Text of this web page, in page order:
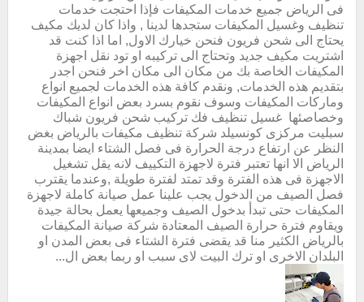
فى الرياض جميع خدمات المكيفات فإذا احتجت خدمات
تنظيف وغسيل المكيفات ستجدها لدينا , واذا كان لديك مكيف
يحتاج الى شحن فريون فنحن خيارك الاول, اما اذا كنت قد
اشتريت مكيف جديد وتحتاج الى تركيبه او تود نقل اجهزة
المكيفات الخاصة بك من مكان الى مكان اخر فنحن اجدر
بتقديم هذه الخدمات, ونقدم كافة هذه الخدمات لجميع انواع
وماركات المكيفات وسوف نقوم بسرد بعض انواع المكيفات
وخصاصئها غسيل تنظيف فك تركيب شحن فريون شباك
سبليت مركزى كونسيلد شركة تنظيف مكيفات بالرياض بغض
النظر عن ارتفاع درجة الحرارة فى فصل الشتاء ايضا بمدينة
الرياض الا انها تعتبر فترة لاجهزة التكييف لانه يقل تشغيل
الاجهزة فى هذه الفترة وقد تمتد لفترة طويلة ,وعندما يقترب
فصل الصيف من الدخول يجب علينا عمل صيانة كاملة لاجهزة
المكيفات حتى تبدأ بدخول الصيف وجميعها يعمل بحالة جيدة
ويقاوم فترة حرارة الصيف المعتادة شركة صيانة المكيفات
بالرياض الكثير منا قد يقضى فترة الشتاء فى بعض المدن او
البلدان الاخرى او ترك البيت لاى سبب او ربما بعض ال...